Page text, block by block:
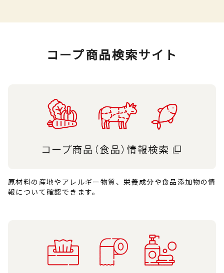
コープ商品検索サイト
原材料の産地やアレルギー物質、栄養成分や食品添加物の情
報について確認できます。